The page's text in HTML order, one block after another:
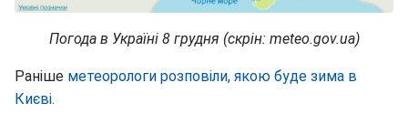
Погода в Україні 8 грудня (скрін: meteo.gov.ua)
Раніше метеорологи розповіли, якою буде зима в
Києві.